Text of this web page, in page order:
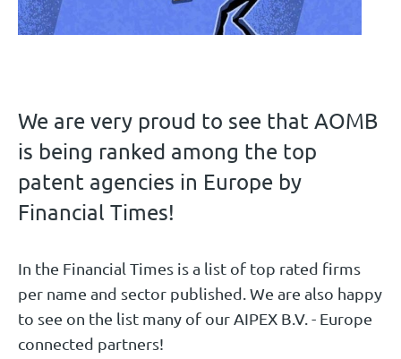
We are very proud to see that AOMB
is being ranked among the top
patent agencies in Europe by
Financial Times!
In the Financial Times is a list of top rated firms
per name and sector published. We are also happy
to see on the list many of our AIPEX B.V. - Europe
connected partners!